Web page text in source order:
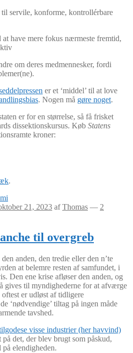
servile, konforme, kontrollérbare
have mere fokus nærmeste fremtid,
om deres medmennesker, fordi
er et ‘middel’ til at love
. Nogen må gøre noget.
er for en størrelse, så få frisket
dissektionskursus. Køb Statens
kroner:
.
21, 2023 afThomas — 2
til overgreb
anden, den tredie eller den n’te
at belemre resten af samfundet, i
Den ene krise afløser den anden, og
gives til myndighederne for at afværge
er udløst af tidligere
‘nødvendige’ tiltag på ingen måde
tavshed.
visse industrier (her havvind)
det, der blev brugt som påskud,
elendigheden.